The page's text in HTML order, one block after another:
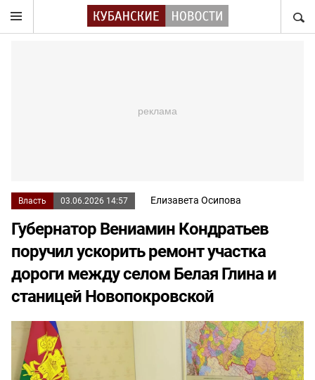
Власть 03.06.2026 14:57 Елизавета Осипова
Губернатор Вениамин Кондратьев
поручил ускорить ремонт участка
дороги между селом Белая Глина и
станицей Новопокровской